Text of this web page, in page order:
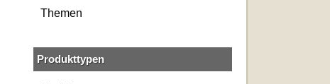
Themen
Produkttypen